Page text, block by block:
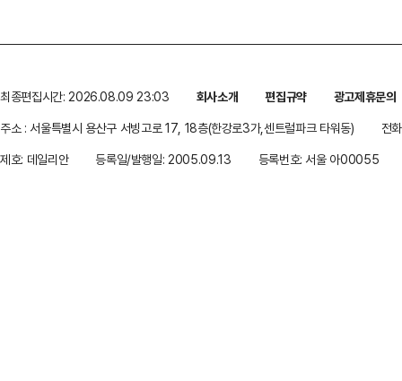
최종편집시간: 2026.08.09 23:03 회사소개 편집규약
광고제휴문의
주소 : 서울특별시 용산구 서빙고로 17, 18층(한강로3가,센트럴파크 타워동)
전
제호: 데일리안
등록일/발행일: 2005.09.13 등록번호: 서울 아00055